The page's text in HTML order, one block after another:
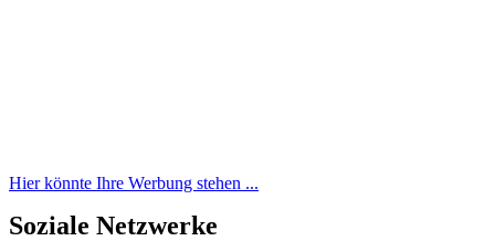
Hier könnte Ihre Werbung stehen ...
Soziale Netzwerke